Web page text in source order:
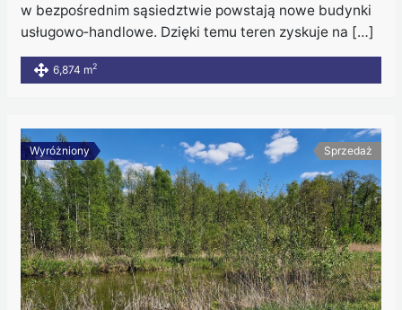
w bezpośrednim sąsiedztwie powstają nowe budynki
usługowo‑handlowe. Dzięki temu teren zyskuje na […]
6,874 m2
Wyróżniony Sprzedaż